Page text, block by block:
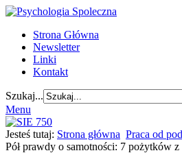
Strona Główna
Newsletter
Linki
Kontakt
Szukaj...
Menu
Jesteś tutaj: Strona główna Praca od
Pół prawdy o samotności: 7 pożytków